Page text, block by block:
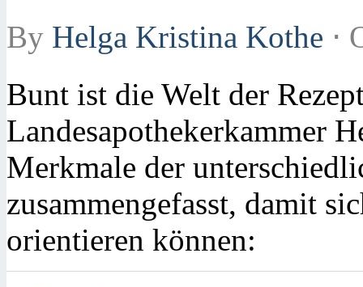
By Helga Kristina Kothe ⋅
Bunt ist die Welt der
Landesapothekerkammer
Merkmale der
zusammengefasst, damit
orientieren können: